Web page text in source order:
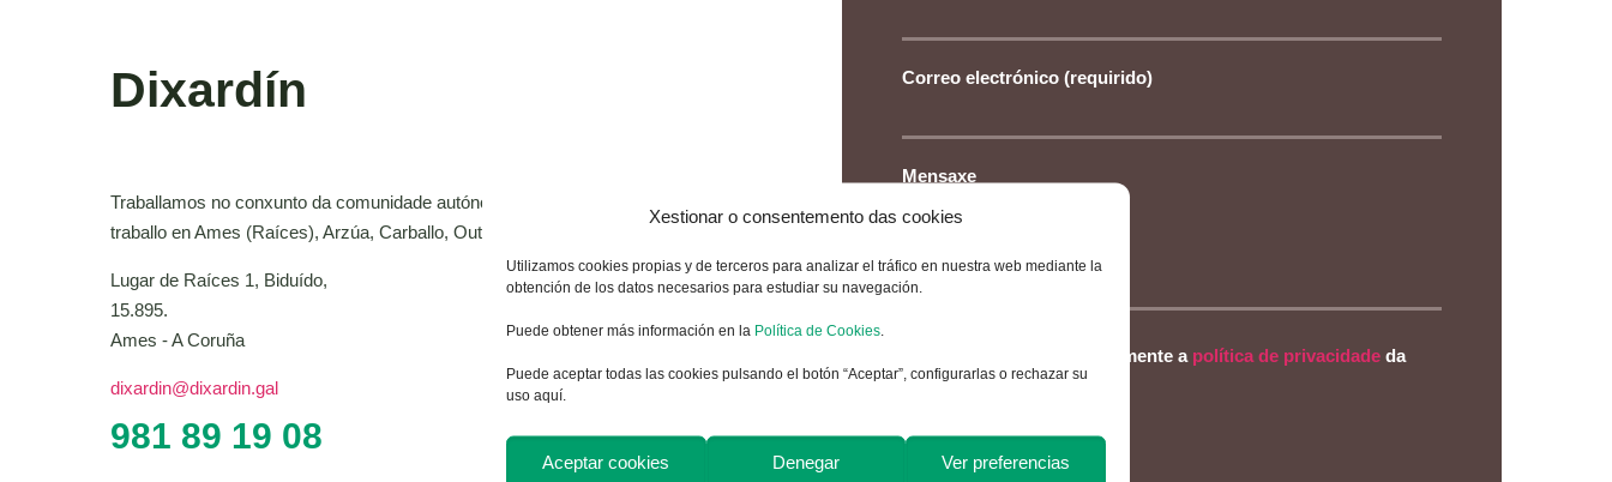
Xestionar o consentemento das cookies
Utilizamos cookies propias y de terceros para analizar el tráfico en nuestra web mediante la
obtención de los datos necesarios para estudiar su navegación.
Puede obtener más información en la Política de Cookies
Puede aceptar todas las cookies pulsando el botón “Aceptar”, configurarlas o rechazar su
uso aquí.
Aceptar cookies Denegar Ver preferencias
Dixardín
Traballamos no conxunto da comunidade autónoma e contamos con 5 centros de
traballo en Ames (Raíces), Arzúa, Carballo, Outes e Laxe
Lugar de Raíces 1, Biduído,
15.895.
Ames - A Coruña
dixardin@dixardin.gal
981 89 19 08
Correo electrónico (requirido)
Mensaxe
Lin e acepto expresamente a política de privacidade da
páxina web.